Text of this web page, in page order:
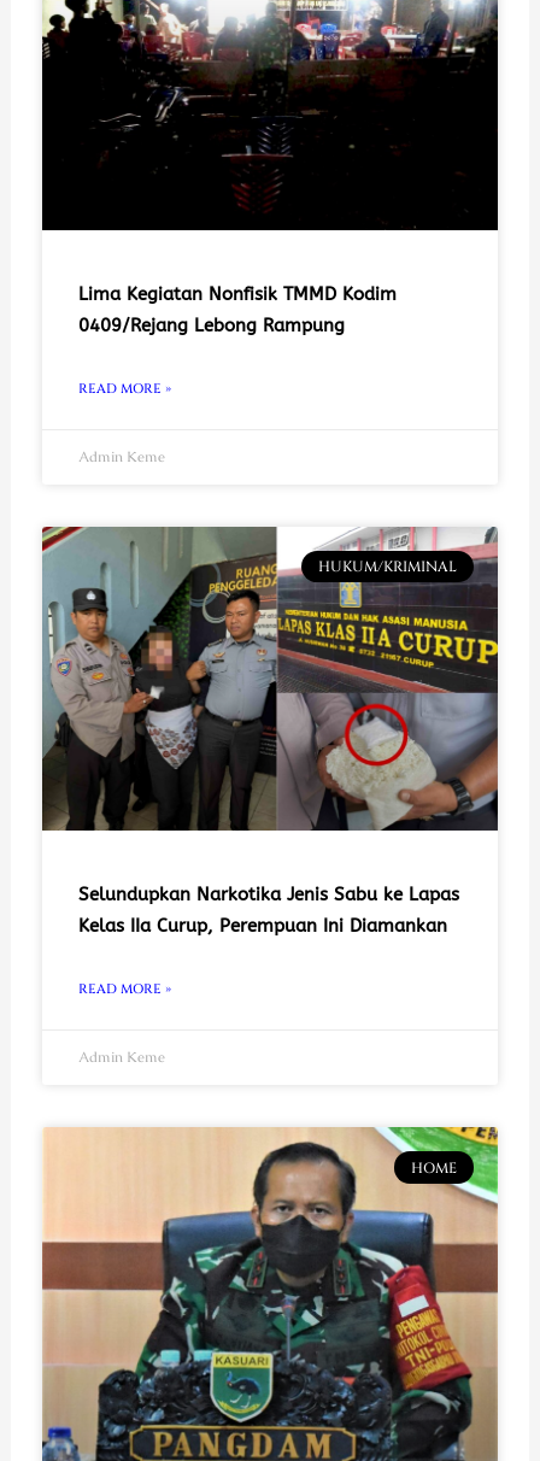
Lima Kegiatan Nonfisik TMMD Kodim
0409/Rejang Lebong Rampung
READ MORE »
Admin Keme
HUKUM/KRIMINAL
Selundupkan Narkotika Jenis Sabu ke Lapas
Kelas IIa Curup, Perempuan Ini Diamankan
READ MORE »
Admin Keme
HOME